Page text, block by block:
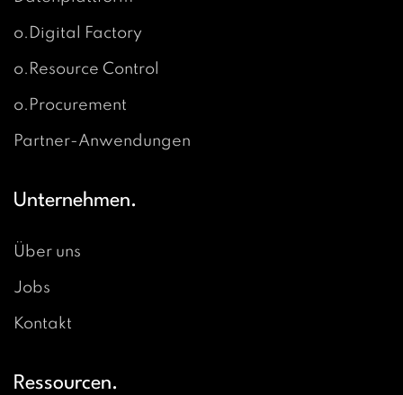
o.Digital Factory
o.Resource Control
o.Procurement
Partner-Anwendungen
Unternehmen.
Über uns
Jobs
Kontakt
Ressourcen.